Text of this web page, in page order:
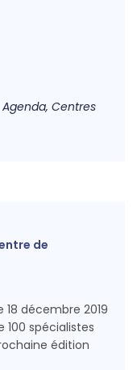
Agenda, Centres
de
18 décembre 2019
100 spécialistes
édition